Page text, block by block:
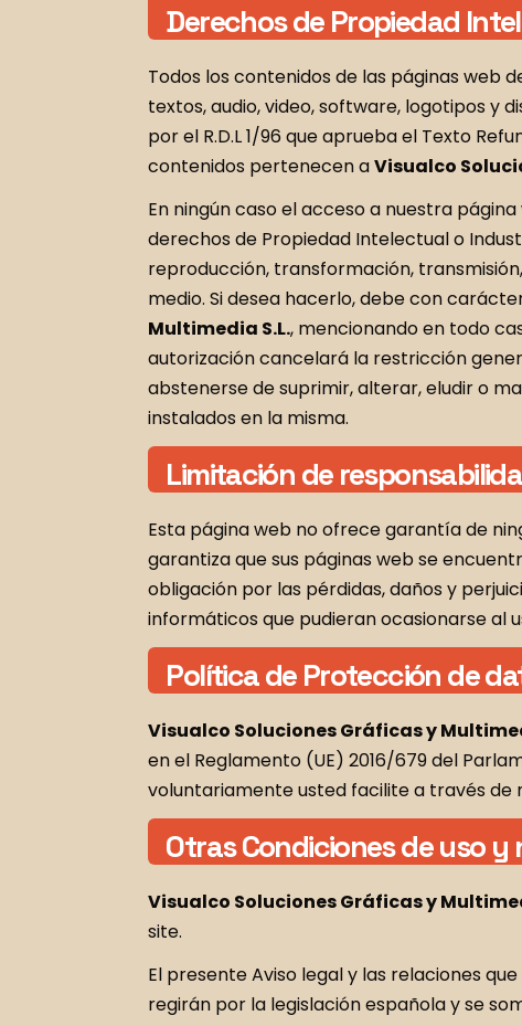
Derechos de Propiedad
Todos los contenidos de las páginas web
textos, audio, video, software, logotipos y
por el R.D.L 1/96 que aprueba el Texto
contenidos pertenecen aVisualco
En ningún caso el acceso a nuestra
derechos de Propiedad Intelectual o
reproducción, transformación,
medio. Si desea hacerlo, debe con
Multimedia S.L., mencionando en todo
autorización cancelará la restricción
abstenerse de suprimir, alterar, eludir o
instalados en la misma.
Limitación de
Esta página web no ofrece garantía de
garantiza que sus páginas web se
obligación por las pérdidas, daños y
informáticos que pudieran ocasionarse al
Política de Protección de
Visualco Soluciones Gráficas y
en el Reglamento (UE) 2016/679 del
voluntariamente usted facilite a través
Otras Condiciones de uso
Visualco Soluciones Gráficas y
site.
El presente Aviso legal y las relaciones
regirán por la legislación española y se